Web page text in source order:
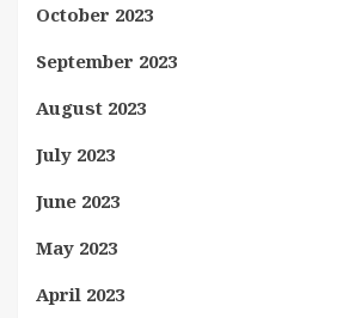
October 2023
September 2023
August 2023
July 2023
June 2023
May 2023
April 2023